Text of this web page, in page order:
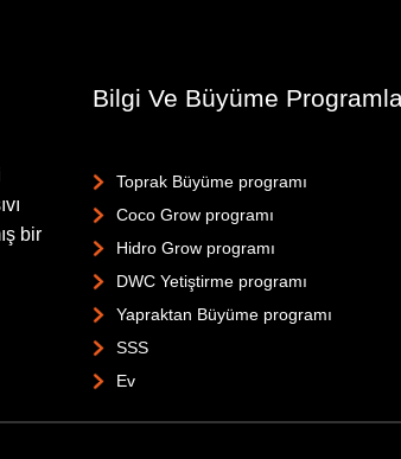
bir
Bilgi Ve Büyüme
Toprak Büyüme programı
Coco Grow programı
Hidro Grow programı
DWC Yetiştirme programı
Yapraktan Büyüme programı
SSS
Ev